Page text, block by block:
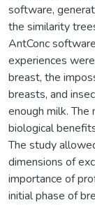
software,
the similarity
AntConc
experiences
breast, the
breasts, and
enough milk.
biological
The study
dimensions of
importance of
initial phase of